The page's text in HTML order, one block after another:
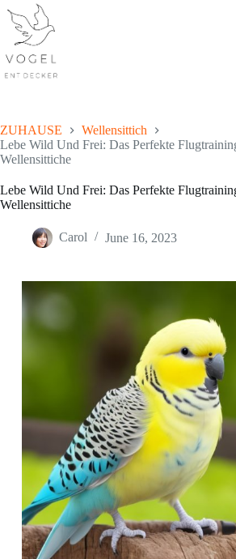
content
ZUHAUSE
Wellensittich
Lebe Wild Und Frei: Das Perfekte
Wellensittiche
Lebe Wild Und Frei: Das Perfekte
Wellensittiche
Carol June 16, 2023